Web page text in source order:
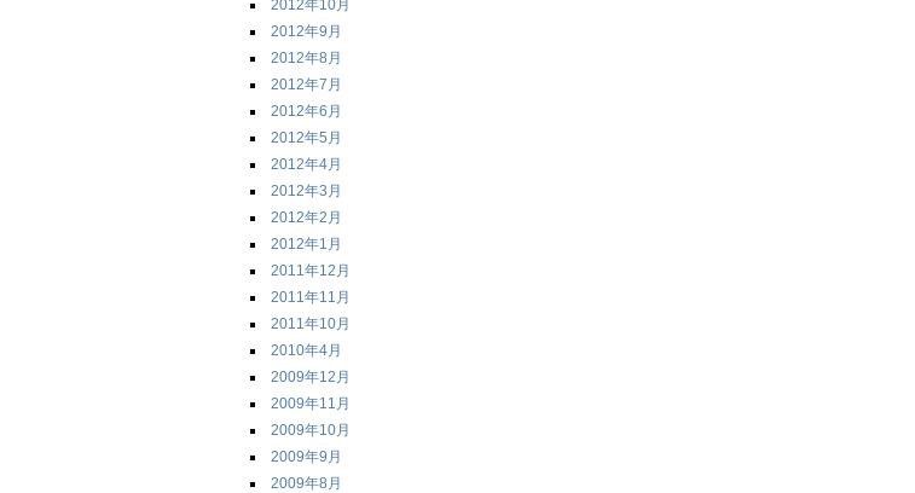
2012年10月
2012年9月
2012年8月
2012年7月
2012年6月
2012年5月
2012年4月
2012年3月
2012年2月
2012年1月
2011年12月
2011年11月
2011年10月
2010年4月
2009年12月
2009年11月
2009年10月
2009年9月
2009年8月